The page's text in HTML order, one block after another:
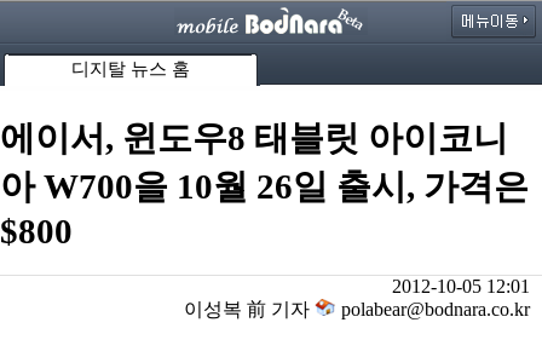
디지탈 뉴스 홈
에이서, 윈도우8 태블릿 아이코니
아 W700을 10월 26일 출시, 가격은
$800
2012-10-05 12:01
이성복 前 기자
polabear@bodnara.co.kr